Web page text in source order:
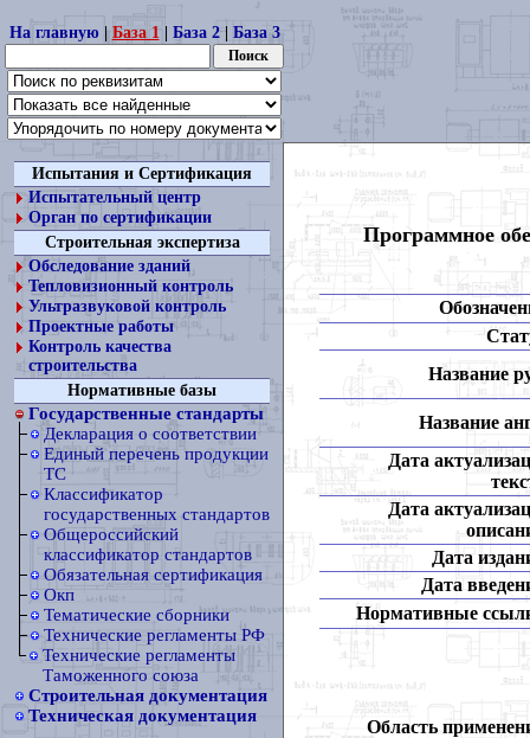
На главную| База 1| База 2| База 3
Испытания и Сертификация
Испытательный центр
Орган по сертификации
Строительная экспертиза
Обследование зданий
Тепловизионный контроль
Ультразвуковой контроль
Проектные работы
Контроль качества
строительства
Нормативные базы
Государственные стандарты
Декларация о соответствии
Единый перечень продукции
ТС
Классификатор
государственных стандартов
Общероссийский
классификатор стандартов
Обязательная сертификация
Окп
Тематические сборники
Технические регламенты РФ
Технические регламенты
Таможенного союза
Строительная документация
Техническая документация
Программное
Название
Название
Дата
Дата
Дата
Дата
Нормативные
Область